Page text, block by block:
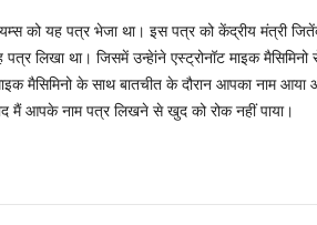
को यह पत्र भेजा था। इस पत्र को केंद्रीय मंत्री
लिखा था। जिसमें उन्हेांने एस्ट्रोनॉट माइक मैसिमिनो
मैसिमिनो के साथ बातचीत के दौरान आपका नाम
मैं आपके नाम पत्र लिखने से खुद को रोक नहीं पाया।